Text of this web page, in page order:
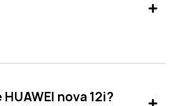
nova 12i?